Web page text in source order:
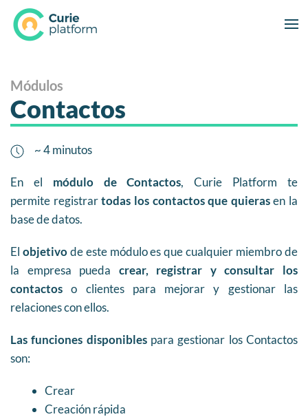
Módulos
Contactos
~ 4 minutos
En el módulo de Contactos, Curie Platform te
permite registrartodas los contactos que quierasen la
base de datos.
El objetivode este módulo es que cualquier miembro de
la empresa pueda crear, registrar y consultar los
contactoso clientes para mejorar y gestionar las
relaciones con ellos.
Las funciones disponibles para gestionar los Contactos
son:
Crear
Creación rápida